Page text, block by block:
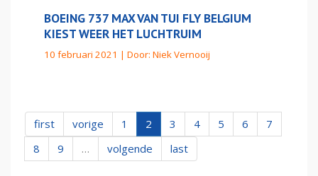
BOEING 737 MAX VAN TUI FLY BELGIUM
KIEST WEER HET LUCHTRUIM
10 februari 2021 | Door: Niek Vernooij
first vorige 1 2 3 4 5 6
7
8
9 … volgende last